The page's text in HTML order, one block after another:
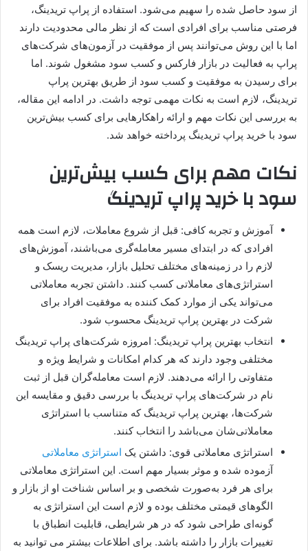
از سود حاصل شده را سهیم می‌شود. استفاده از پراپ تریدینگ،
فرصتی مناسب برای افرادی است که از نظر مالی محدودیت دارند
اما با این روش می‌توانند پس از موفقیت در آزمون‌های شرکت‌های
پراپ به فعالیت در بازار فارکس و کسب سود مشغول شوند. اما
برای رسیدن به موفقیت و کسب سود از طریق بهترین پراپ
تریدینگ، لازم است به نکات مهمی توجه داشت. در ادامه این مقاله،
به بررسی این نکات مهم و ارائه راهکارهایی برای کسب بیش‌ترین
سود با خرید پراپ تریدینگ پرداخته خواهد شد.
نکات مهم برای کسب بیش‌ترین
سود با خرید پراپ تریدینگ
آموزش و تجربه کافی: قبل از شروع معاملات، لازم است همه
افرادی که در ابتدای مسیر معامله‌گری می‌باشند، آموزش‌های
لازم را در زمینه‌های مختلف تحلیل بازار، مدیریت ریسک و
استراتژی‌های معاملاتی کسب کنند. داشتن تجربه معاملاتی
می‌تواند یکی از موارد کمک کننده به موفقیت افراد برای
شرکت در بهترین پراپ تریدینگ محسوب شود.
انتخاب بهترین پراپ تریدینگ: امروزه شرکت‌های پراپ تریدینگ
مختلفی وجود دارند که هر کدام امکانات و شرایط ویژه و
متفاوتی را ارائه می‌دهند. لازم است معامله‌گران قبل از ثبت
نام در شرکت‌های پراپ تریدینگ ‌با بررسی دقیق و مقایسه این
شرکت‌ها، بهترین پراپ تریدینگ که متناسب با استراتژی
معاملاتی‌شان می‌باشد را انتخاب کنند.
استراتژی معاملاتی قوی: داشتن یک استراتژی معاملاتی
آزموده شده و موثر بسیار مهم است. این استراتژی معاملاتی
برای هر فرد به‌صورت شخصی و بر اساس شناخت او از بازار و
الگوهای قیمتی مختلف بوده و لازم است این استراتژی به
گونه‌ای طراحی شود که در هر شرایطی، قابلیت انطباق با
تغییرات بازار را داشته باشد. برای اطلاعات بیشتر می توانید به